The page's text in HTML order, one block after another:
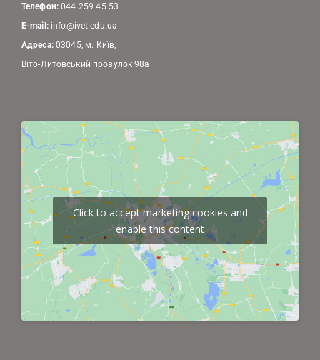
Телефон:044 259 45 53
E-mail: info@ivet.edu.ua
Адреса:03045, м. Київ,
Віто-Литовський провулок 98а
Click to accept marketing cookies and
enable this content